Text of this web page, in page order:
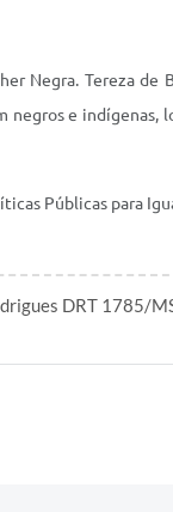
Negra. Tereza de
e indígenas,
Públicas para
DRT 1785/